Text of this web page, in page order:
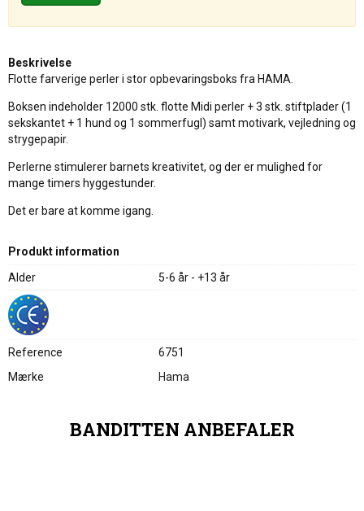
Beskrivelse
Flotte farverige perler i stor opbevaringsboks fra HAMA.
Boksen indeholder 12000 stk. flotte Midi perler + 3 stk. stiftplader (1
sekskantet + 1 hund og 1 sommerfugl) samt motivark, vejledning og
strygepapir.
Perlerne stimulerer barnets kreativitet, og der er mulighed for
mange timers hyggestunder.
Det er bare at komme igang.
Produkt information
Alder
5-6 år - +13 år
Reference
6751
Mærke
Hama
BANDITTEN ANBEFALER